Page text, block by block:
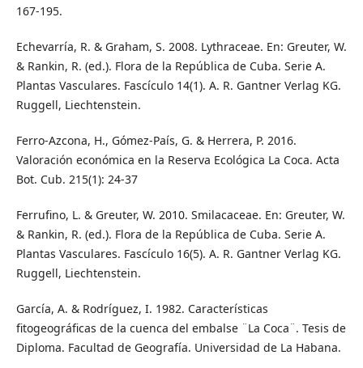
167-195.
Echevarría, R. & Graham, S. 2008. Lythraceae. En: Greuter, W.
& Rankin, R. (ed.). Flora de la República de Cuba. Serie A.
Plantas Vasculares. Fascículo 14(1). A. R. Gantner Verlag KG.
Ruggell, Liechtenstein.
Ferro-Azcona, H., Gómez-País, G. & Herrera, P. 2016.
Valoración económica en la Reserva Ecológica La Coca. Acta
Bot. Cub. 215(1): 24-37
Ferrufino, L. & Greuter, W. 2010. Smilacaceae. En: Greuter, W.
& Rankin, R. (ed.). Flora de la República de Cuba. Serie A.
Plantas Vasculares. Fascículo 16(5). A. R. Gantner Verlag KG.
Ruggell, Liechtenstein.
García, A. & Rodríguez, I. 1982. Características
fitogeográficas de la cuenca del embalse ¨La Coca¨. Tesis de
Diploma. Facultad de Geografía. Universidad de La Habana.